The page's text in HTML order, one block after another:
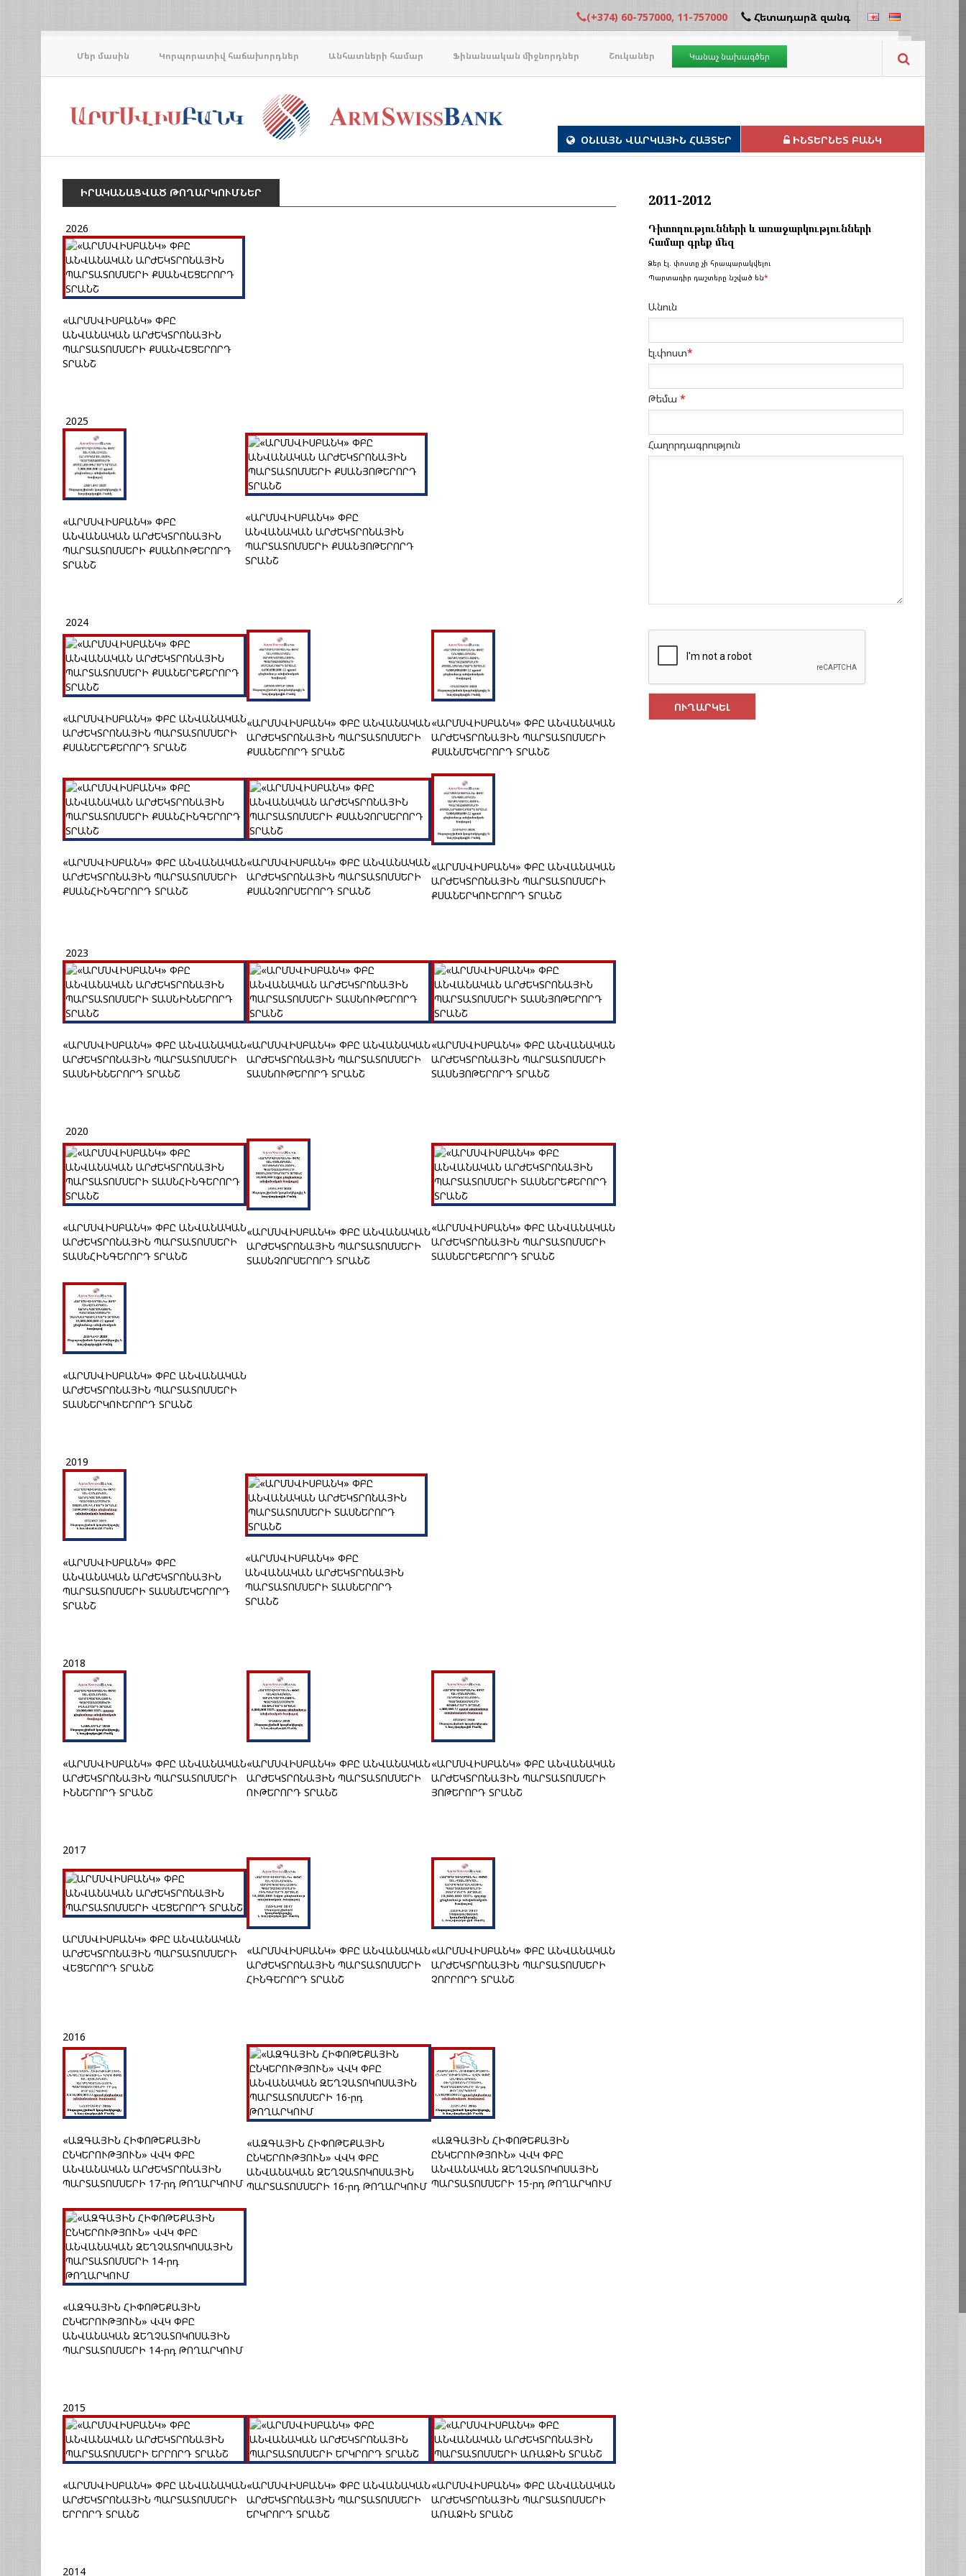
(+374) 60-757000, 11-757000 Հետադարձ զանգ
Մեր մասին Կորպորատիվ հաճախորդներ Անհատների համար Ֆինանսական միջնորդներ Շուկաներ Կանաչ նախագծեր
ՕՆԼԱՅՆ ՎԱՐԿԱՅԻՆ ՀԱՅՏԵՐ ԻՆՏԵՐՆԵՏ ԲԱՆԿ
ԻՐԱԿԱՆԱՑՎԱԾ ԹՈՂԱՐԿՈՒՄՆԵՐ
2026
«ԱՐՄՍՎԻՍԲԱՆԿ» ՓԲԸ
ԱՆՎԱՆԱԿԱՆ ԱՐԺԵԿՏՐՈՆԱՅԻՆ
ՊԱՐՏԱՏՈՄՍԵՐԻ ՔՍԱՆՎԵՑԵՐՈՐԴ
ՏՐԱՆՇ
2025
«ԱՐՄՍՎԻՍԲԱՆԿ» ՓԲԸ
ԱՆՎԱՆԱԿԱՆ ԱՐԺԵԿՏՐՈՆԱՅԻՆ
ՊԱՐՏԱՏՈՄՍԵՐԻ ՔՍԱՆՈՒԹԵՐՈՐԴ
ՏՐԱՆՇ
«ԱՐՄՍՎԻՍԲԱՆԿ» ՓԲԸ
ԱՆՎԱՆԱԿԱՆ ԱՐԺԵԿՏՐՈՆԱՅԻՆ
ՊԱՐՏԱՏՈՄՍԵՐԻ ՔՍԱՆՅՈԹԵՐՈՐԴ
ՏՐԱՆՇ
2024
«ԱՐՄՍՎԻՍԲԱՆԿ» ՓԲԸ ԱՆՎԱՆԱԿԱՆ
ԱՐԺԵԿՏՐՈՆԱՅԻՆ ՊԱՐՏԱՏՈՄՍԵՐԻ
ՔՍԱՆԵՐԵՔԵՐՈՐԴ ՏՐԱՆՇ
«ԱՐՄՍՎԻՍԲԱՆԿ» ՓԲԸ ԱՆՎԱՆԱԿԱՆ
ԱՐԺԵԿՏՐՈՆԱՅԻՆ ՊԱՐՏԱՏՈՄՍԵՐԻ
ՔՍԱՆԵՐՈՐԴ ՏՐԱՆՇ
«ԱՐՄՍՎԻՍԲԱՆԿ» ՓԲԸ ԱՆՎԱՆԱԿԱՆ
ԱՐԺԵԿՏՐՈՆԱՅԻՆ ՊԱՐՏԱՏՈՄՍԵՐԻ
ՔՍԱՆՄԵԿԵՐՈՐԴ ՏՐԱՆՇ
«ԱՐՄՍՎԻՍԲԱՆԿ» ՓԲԸ ԱՆՎԱՆԱԿԱՆ
ԱՐԺԵԿՏՐՈՆԱՅԻՆ ՊԱՐՏԱՏՈՄՍԵՐԻ
ՔՍԱՆՀԻՆԳԵՐՈՐԴ ՏՐԱՆՇ
«ԱՐՄՍՎԻՍԲԱՆԿ» ՓԲԸ ԱՆՎԱՆԱԿԱՆ
ԱՐԺԵԿՏՐՈՆԱՅԻՆ ՊԱՐՏԱՏՈՄՍԵՐԻ
ՔՍԱՆՉՈՐՍԵՐՈՐԴ ՏՐԱՆՇ
«ԱՐՄՍՎԻՍԲԱՆԿ» ՓԲԸ ԱՆՎԱՆԱԿԱՆ
ԱՐԺԵԿՏՐՈՆԱՅԻՆ ՊԱՐՏԱՏՈՄՍԵՐԻ
ՔՍԱՆԵՐԿՈՒԵՐՈՐԴ ՏՐԱՆՇ
2023
«ԱՐՄՍՎԻՍԲԱՆԿ» ՓԲԸ ԱՆՎԱՆԱԿԱՆ
ԱՐԺԵԿՏՐՈՆԱՅԻՆ ՊԱՐՏԱՏՈՄՍԵՐԻ
ՏԱՍՆԻՆՆԵՐՈՐԴ ՏՐԱՆՇ
«ԱՐՄՍՎԻՍԲԱՆԿ» ՓԲԸ ԱՆՎԱՆԱԿԱՆ
ԱՐԺԵԿՏՐՈՆԱՅԻՆ ՊԱՐՏԱՏՈՄՍԵՐԻ
ՏԱՍՆՈՒԹԵՐՈՐԴ ՏՐԱՆՇ
«ԱՐՄՍՎԻՍԲԱՆԿ» ՓԲԸ ԱՆՎԱՆԱԿԱՆ
ԱՐԺԵԿՏՐՈՆԱՅԻՆ ՊԱՐՏԱՏՈՄՍԵՐԻ
ՏԱՍՆՅՈԹԵՐՈՐԴ ՏՐԱՆՇ
2020
«ԱՐՄՍՎԻՍԲԱՆԿ» ՓԲԸ ԱՆՎԱՆԱԿԱՆ
ԱՐԺԵԿՏՐՈՆԱՅԻՆ ՊԱՐՏԱՏՈՄՍԵՐԻ
ՏԱՍՆՀԻՆԳԵՐՈՐԴ ՏՐԱՆՇ
«ԱՐՄՍՎԻՍԲԱՆԿ» ՓԲԸ ԱՆՎԱՆԱԿԱՆ
ԱՐԺԵԿՏՐՈՆԱՅԻՆ ՊԱՐՏԱՏՈՄՍԵՐԻ
ՏԱՍՆՉՈՐՍԵՐՈՐԴ ՏՐԱՆՇ
«ԱՐՄՍՎԻՍԲԱՆԿ» ՓԲԸ ԱՆՎԱՆԱԿԱՆ
ԱՐԺԵԿՏՐՈՆԱՅԻՆ ՊԱՐՏԱՏՈՄՍԵՐԻ
ՏԱՍՆԵՐԵՔԵՐՈՐԴ ՏՐԱՆՇ
«ԱՐՄՍՎԻՍԲԱՆԿ» ՓԲԸ ԱՆՎԱՆԱԿԱՆ
ԱՐԺԵԿՏՐՈՆԱՅԻՆ ՊԱՐՏԱՏՈՄՍԵՐԻ
ՏԱՍՆԵՐԿՈՒԵՐՈՐԴ ՏՐԱՆՇ
2019
«ԱՐՄՍՎԻՍԲԱՆԿ» ՓԲԸ
ԱՆՎԱՆԱԿԱՆ ԱՐԺԵԿՏՐՈՆԱՅԻՆ
ՊԱՐՏԱՏՈՄՍԵՐԻ ՏԱՍՆՄԵԿԵՐՈՐԴ
ՏՐԱՆՇ
«ԱՐՄՍՎԻՍԲԱՆԿ» ՓԲԸ
ԱՆՎԱՆԱԿԱՆ ԱՐԺԵԿՏՐՈՆԱՅԻՆ
ՊԱՐՏԱՏՈՄՍԵՐԻ ՏԱՍՆԵՐՈՐԴ
ՏՐԱՆՇ
2018
«ԱՐՄՍՎԻՍԲԱՆԿ» ՓԲԸ ԱՆՎԱՆԱԿԱՆ
ԱՐԺԵԿՏՐՈՆԱՅԻՆ ՊԱՐՏԱՏՈՄՍԵՐԻ
ԻՆՆԵՐՈՐԴ ՏՐԱՆՇ
«ԱՐՄՍՎԻՍԲԱՆԿ» ՓԲԸ ԱՆՎԱՆԱԿԱՆ
ԱՐԺԵԿՏՐՈՆԱՅԻՆ ՊԱՐՏԱՏՈՄՍԵՐԻ
ՈՒԹԵՐՈՐԴ ՏՐԱՆՇ
«ԱՐՄՍՎԻՍԲԱՆԿ» ՓԲԸ ԱՆՎԱՆԱԿԱՆ
ԱՐԺԵԿՏՐՈՆԱՅԻՆ ՊԱՐՏԱՏՈՄՍԵՐԻ
ՅՈԹԵՐՈՐԴ ՏՐԱՆՇ
2017
ԱՐՄՍՎԻՍԲԱՆԿ» ՓԲԸ ԱՆՎԱՆԱԿԱՆ
ԱՐԺԵԿՏՐՈՆԱՅԻՆ ՊԱՐՏԱՏՈՄՍԵՐԻ
ՎԵՑԵՐՈՐԴ ՏՐԱՆՇ
«ԱՐՄՍՎԻՍԲԱՆԿ» ՓԲԸ ԱՆՎԱՆԱԿԱՆ
ԱՐԺԵԿՏՐՈՆԱՅԻՆ ՊԱՐՏԱՏՈՄՍԵՐԻ
ՀԻՆԳԵՐՈՐԴ ՏՐԱՆՇ
«ԱՐՄՍՎԻՍԲԱՆԿ» ՓԲԸ ԱՆՎԱՆԱԿԱՆ
ԱՐԺԵԿՏՐՈՆԱՅԻՆ ՊԱՐՏԱՏՈՄՍԵՐԻ
ՉՈՐՐՈՐԴ ՏՐԱՆՇ
2016
«ԱԶԳԱՅԻՆ ՀԻՓՈԹԵՔԱՅԻՆ
ԸՆԿԵՐՈՒԹՅՈՒՆ» ՎՎԿ ՓԲԸ
ԱՆՎԱՆԱԿԱՆ ԱՐԺԵԿՏՐՈՆԱՅԻՆ
ՊԱՐՏԱՏՈՄՍԵՐԻ 17-րդ ԹՈՂԱՐԿՈՒՄ
«ԱԶԳԱՅԻՆ ՀԻՓՈԹԵՔԱՅԻՆ
ԸՆԿԵՐՈՒԹՅՈՒՆ» ՎՎԿ ՓԲԸ
ԱՆՎԱՆԱԿԱՆ ԶԵՂՉԱՏՈԿՈՍԱՅԻՆ
ՊԱՐՏԱՏՈՄՍԵՐԻ 16-րդ ԹՈՂԱՐԿՈՒՄ
«ԱԶԳԱՅԻՆ ՀԻՓՈԹԵՔԱՅԻՆ
ԸՆԿԵՐՈՒԹՅՈՒՆ» ՎՎԿ ՓԲԸ
ԱՆՎԱՆԱԿԱՆ ԶԵՂՉԱՏՈԿՈՍԱՅԻՆ
ՊԱՐՏԱՏՈՄՍԵՐԻ 15-րդ ԹՈՂԱՐԿՈՒՄ
«ԱԶԳԱՅԻՆ ՀԻՓՈԹԵՔԱՅԻՆ
ԸՆԿԵՐՈՒԹՅՈՒՆ» ՎՎԿ ՓԲԸ
ԱՆՎԱՆԱԿԱՆ ԶԵՂՉԱՏՈԿՈՍԱՅԻՆ
ՊԱՐՏԱՏՈՄՍԵՐԻ 14-րդ ԹՈՂԱՐԿՈՒՄ
2015
«ԱՐՄՍՎԻՍԲԱՆԿ» ՓԲԸ ԱՆՎԱՆԱԿԱՆ
ԱՐԺԵԿՏՐՈՆԱՅԻՆ ՊԱՐՏԱՏՈՄՍԵՐԻ
ԵՐՐՈՐԴ ՏՐԱՆՇ
«ԱՐՄՍՎԻՍԲԱՆԿ» ՓԲԸ ԱՆՎԱՆԱԿԱՆ
ԱՐԺԵԿՏՐՈՆԱՅԻՆ ՊԱՐՏԱՏՈՄՍԵՐԻ
ԵՐԿՐՈՐԴ ՏՐԱՆՇ
«ԱՐՄՍՎԻՍԲԱՆԿ» ՓԲԸ ԱՆՎԱՆԱԿԱՆ
ԱՐԺԵԿՏՐՈՆԱՅԻՆ ՊԱՐՏԱՏՈՄՍԵՐԻ
ԱՌԱՋԻՆ ՏՐԱՆՇ
2014
2011-2012
Դիտողությունների և առաջարկությունների
համար գրեք մեզ
Ձեր էլ. փոստը չի հրապարակվելու
Պարտադիր դաշտերը նշված են*
Անուն
էլ.փոստ*
Թեմա *
Հաղորդագրություն